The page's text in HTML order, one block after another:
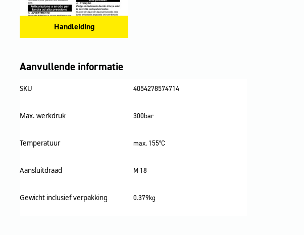
Handleiding
Aanvullende informatie
SKU 4054278574714
Max. werkdruk 300bar
Temperatuur max. 155°C
Aansluitdraad M 18
Gewicht inclusief verpakking 0.379kg